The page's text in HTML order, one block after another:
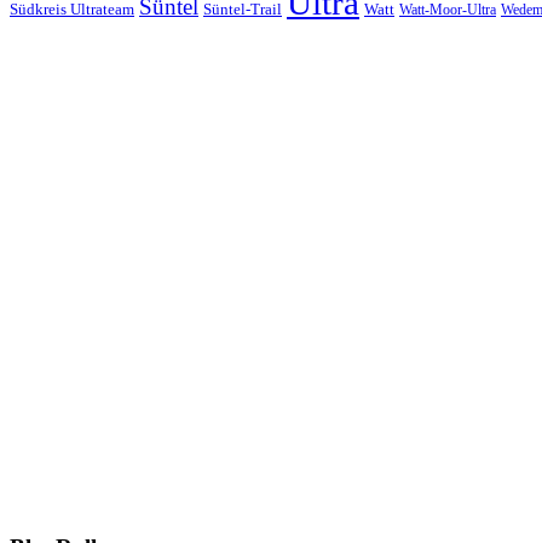
Südkreis Ultrateam Süntel Süntel-Trail Watt Watt-Moor-Ultra